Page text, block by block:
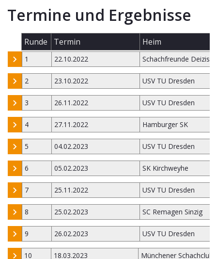
Termine und Ergebnisse
Runde Termin Heim
1 22.10.2022 Schachfreunde
2 23.10.2022 USV TU Dresden
3 26.11.2022 USV TU Dresden
4 27.11.2022 Hamburger SK
5 04.02.2023 USV TU Dresden
6 05.02.2023 SK Kirchweyhe
7 25.11.2022 USV TU Dresden
8 25.02.2023 SC Remagen Sinzig
9 26.02.2023 USV TU Dresden
10 18.03.2023 Münchener Schachclub